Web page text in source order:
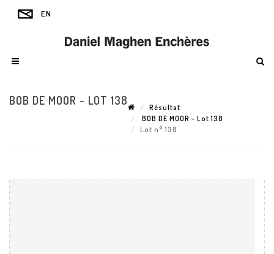
BOB DE MOOR - LOT 138
Résultat
BOB DE MOOR - Lot 138
Lot n° 138